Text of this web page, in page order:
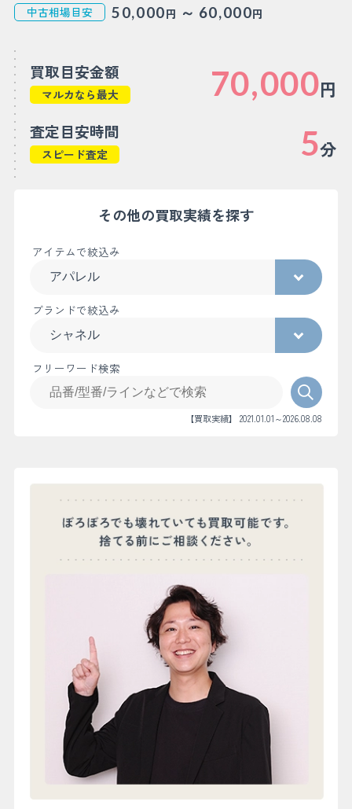
中古相場目安 50,000円 ～ 60,000円
買取目安金額
マルカなら最大 70,000円
査定目安時間
スピード査定 5分
その他の買取実績を探す
アイテムで絞込み
ブランドで絞込み
フリーワード検索
【買取実績】 2021.01.01～2026.08.08